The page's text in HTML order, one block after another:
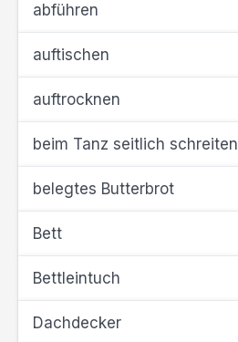
abführen
auftischen
auftrocknen
beim Tanz seitlich schreiten
belegtes Butterbrot
Bett
Bettleintuch
Dachdecker